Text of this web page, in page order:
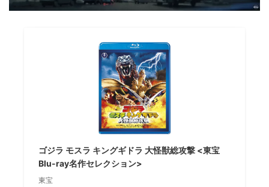
ゴジラ モスラ キングギドラ 大怪獣総攻撃 <東宝
Blu-ray名作セレクション>
東宝